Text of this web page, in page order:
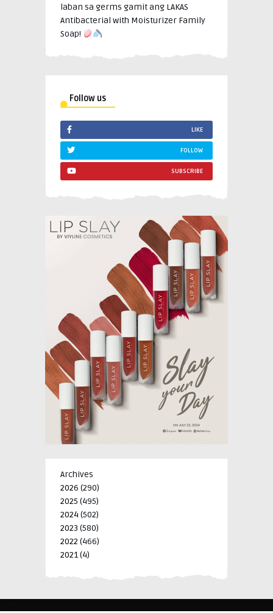
laban sa germs gamit ang LAKAS
Antibacterial with Moisturizer Family
Soap!
Follow us
LIKE
FOLLOW
SUBSCRIBE
Archives
2026 (290)
2025 (495)
2024 (502)
2023 (580)
2022 (466)
2021(4)